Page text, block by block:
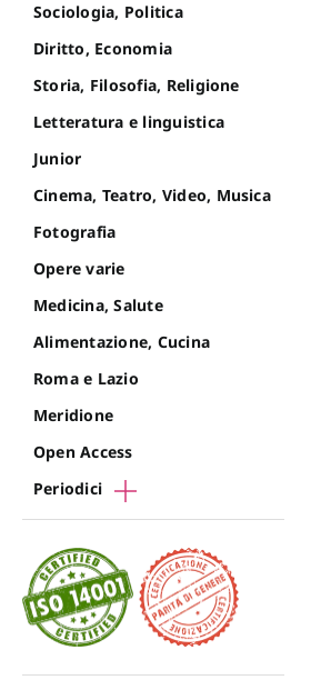
Sociologia, Politica
Diritto, Economia
Storia, Filosofia, Religione
Letteratura e linguistica
Junior
Cinema, Teatro, Video, Musica
Fotografia
Opere varie
Medicina, Salute
Alimentazione, Cucina
Roma e Lazio
Meridione
Open Access
Periodici